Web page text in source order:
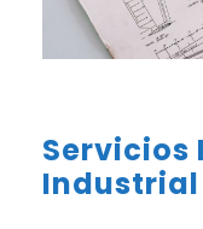
Servicios
Industrial